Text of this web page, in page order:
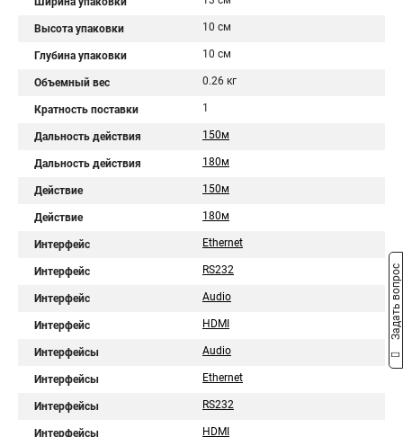
Высота упаковки 10 см
Глубина упаковки 10 см
Объемный вес 0.26 кг
Кратность поставки 1
Дальность действия 150м
Дальность действия 180м
Действие 150м
Действие 180м
Интерфейс Ethernet
Интерфейс RS232
Интерфейс Audio
Интерфейс HDMI
Интерфейсы Audio
Интерфейсы Ethernet
Интерфейсы RS232
Интерфейсы HDMI
Задать вопрос